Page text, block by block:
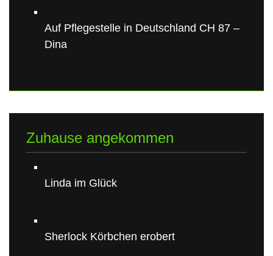
Auf Pflegestelle in Deutschland CH 87 –
Dina
Zuhause angekommen
Linda im Glück
Sherlock Körbchen erobert